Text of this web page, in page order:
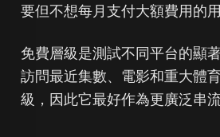
要但不想每月支付大額費用的用
免費層級是測試不同平台的顯
訪問最近集數、電影和重大體
級，因此它最好作為更廣泛串